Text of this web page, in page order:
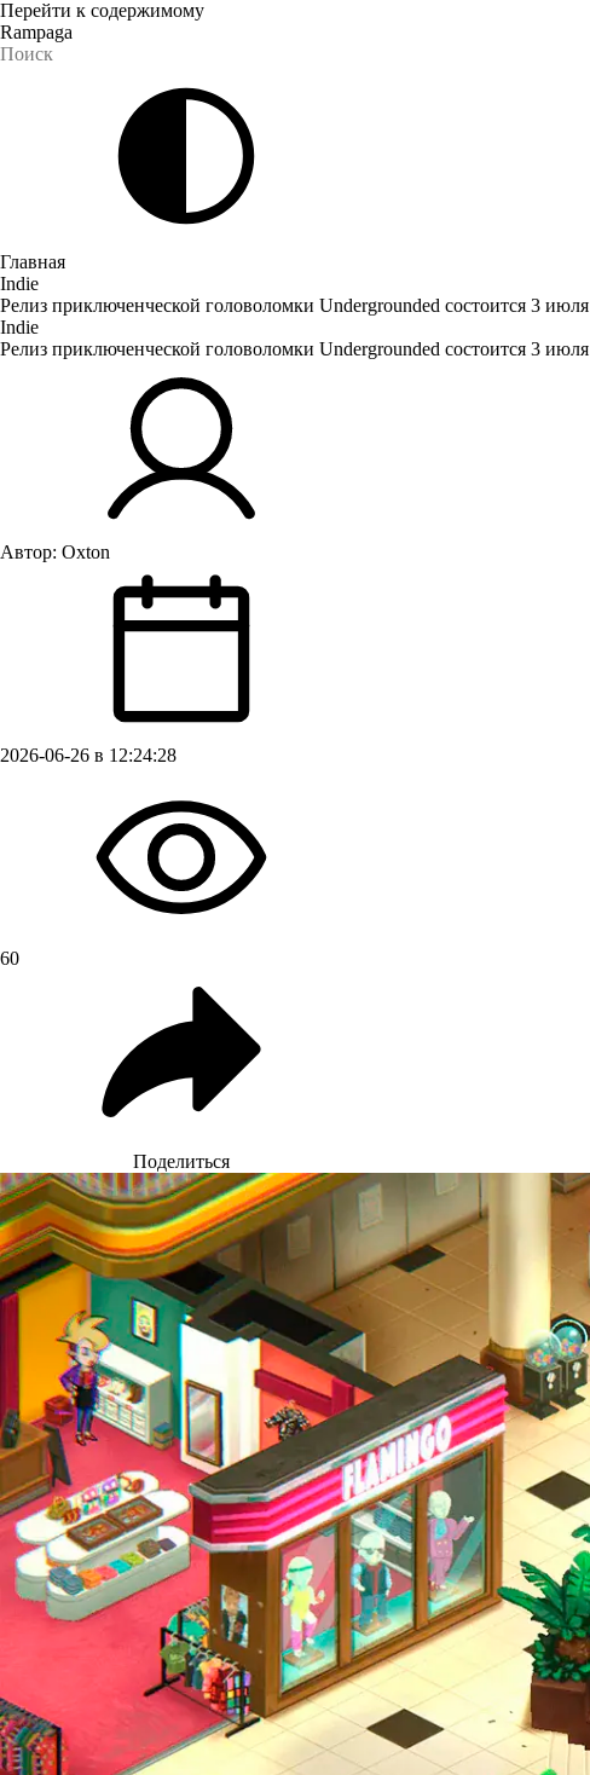
Перейти к содержимому
Rampaga
Главная
Indie
Релиз приключенческой головоломки Undergrounded состоится 3 июля
Indie
Релиз приключенческой головоломки Undergrounded состоится 3 июля
Автор: Oxton
2026-06-26 в 12:24:28
60
Поделиться